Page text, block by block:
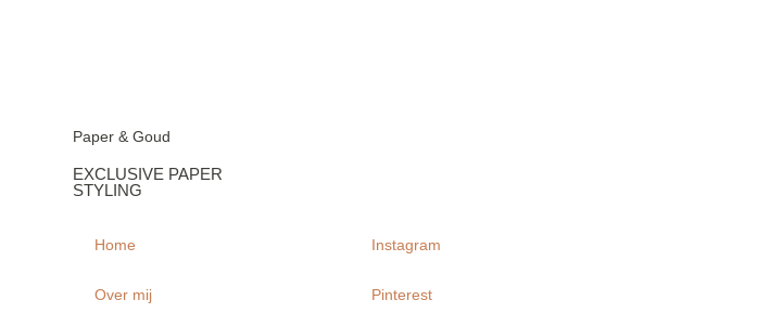
Paper & Goud
EXCLUSIVE PAPER
STYLING
Home
Over mij
Instagram
Pinterest